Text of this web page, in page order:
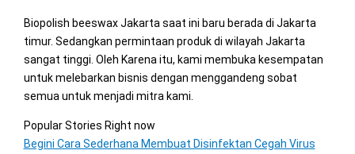
Biopolish beeswax Jakarta saat ini baru berada di Jakarta
timur. Sedangkan permintaan produk di wilayah Jakarta
sangat tinggi. Oleh Karena itu, kami membuka kesempatan
untuk melebarkan bisnis dengan menggandeng sobat
semua untuk menjadi mitra kami.
Popular Stories Right now
Begini Cara Sederhana Membuat Disinfektan Cegah Virus